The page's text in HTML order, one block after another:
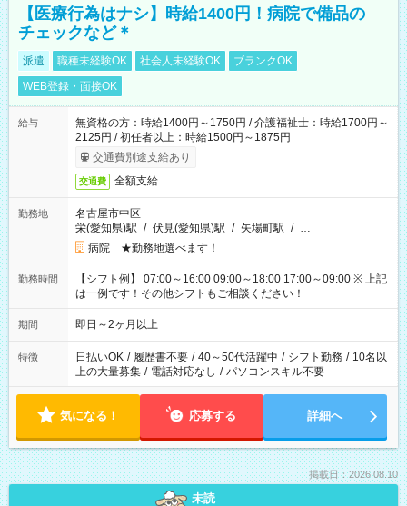
【医療行為はナシ】時給1400円！病院で備品の
チェックなど＊
派遣 職種未経験OK 社会人未経験OK
ブランクOK
WEB登録・面接OK
給与
無資格の方：時給1400円～1750円 / 介護福祉士：時給1700円～
2125円 / 初任者以上：時給1500円～1875円
交通費別途支給あり
交通費 全額支給
勤務地
名古屋市中区
栄(愛知県)駅 / 伏見(愛知県)駅 / 矢場町駅 / …
病院 ★勤務地選べます！
勤務時間
【シフト例】 07:00～16:00 09:00～18:00 17:00～09:00 ※ 上記
は一例です！その他シフトもご相談ください！
期間 即日～2ヶ月以上
特徴 日払いOK / 履歴書不要 / 40～50代活躍中 / シフト勤務 / 10名以
上の大量募集 / 電話対応なし / パソコンスキル不要
気になる！ 応募する 詳細へ
掲載日：2026.08.10
未読